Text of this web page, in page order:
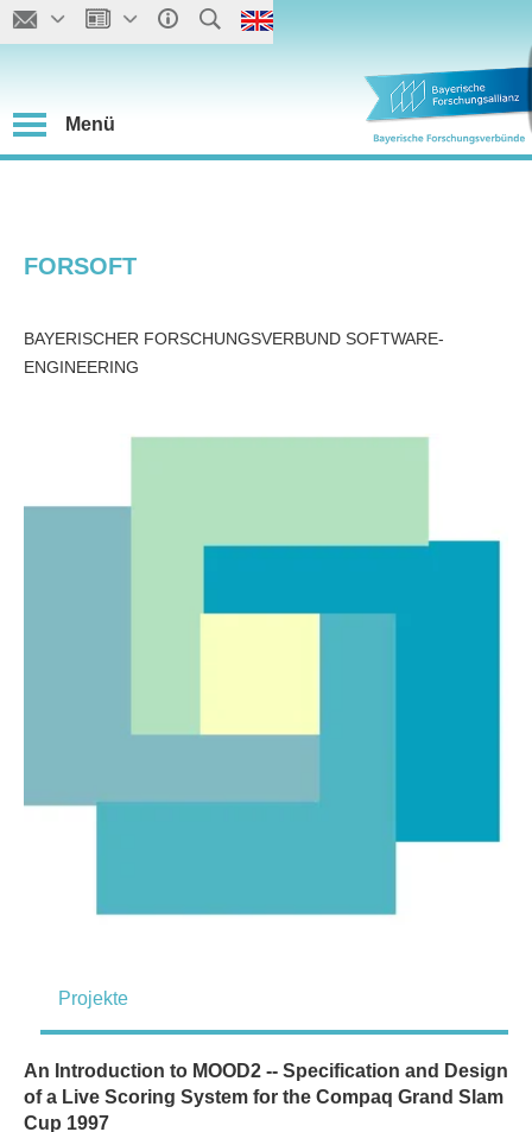
Menü
FORSOFT
BAYERISCHER FORSCHUNGSVERBUND SOFTWARE-
ENGINEERING
Projekte
An Introduction to MOOD2 -- Specification and Design
of a Live Scoring System for the Compaq Grand Slam
Cup 1997